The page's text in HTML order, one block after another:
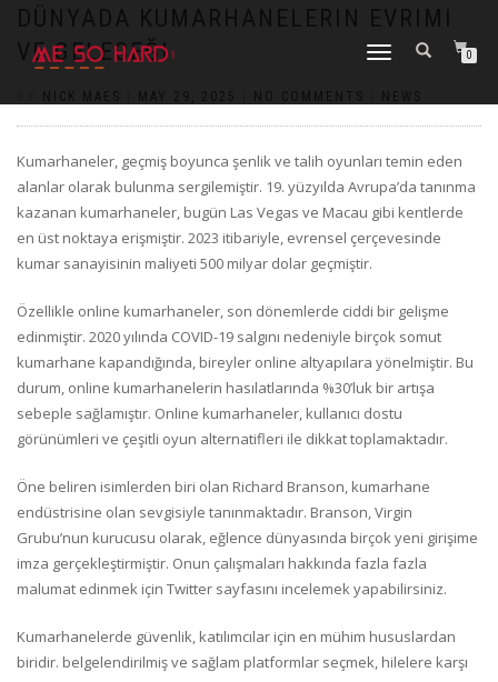
TOGGLE
0
VE GELECEĞI
Kumarhaneler, geçmiş boyunca şenlik ve talih oyunları temin eden
alanlar olarak bulunma sergilemiştir. 19. yüzyılda Avrupa’da tanınma
kazanan kumarhaneler, bugün Las Vegas ve Macau gibi kentlerde
en üst noktaya erişmiştir. 2023 itibariyle, evrensel çerçevesinde
kumar sanayisinin maliyeti 500 milyar dolar geçmiştir.
Özellikle online kumarhaneler, son dönemlerde ciddi bir gelişme
edinmiştir. 2020 yılında COVID-19 salgını nedeniyle birçok somut
kumarhane kapandığında, bireyler online altyapılara yönelmiştir. Bu
durum, online kumarhanelerin hasılatlarında %30’luk bir artışa
sebeple sağlamıştır. Online kumarhaneler, kullanıcı dostu
görünümleri ve çeşitli oyun alternatifleri ile dikkat toplamaktadır.
Öne beliren isimlerden biri olan Richard Branson, kumarhane
endüstrisine olan sevgisiyle tanınmaktadır. Branson, Virgin
Grubu’nun kurucusu olarak, eğlence dünyasında birçok yeni girişime
imza gerçekleştirmiştir. Onun çalışmaları hakkında fazla fazla
malumat edinmek için Twitter sayfasını incelemek yapabilirsiniz.
Kumarhanelerde güvenlik, katılımcılar için en mühim hususlardan
biridir. belgelendirilmiş ve sağlam platformlar seçmek, hilelere karşı